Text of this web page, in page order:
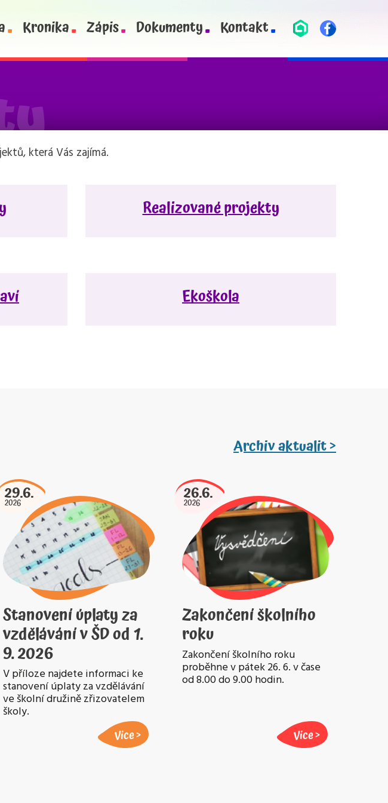
Kronika Zápis Dokumenty Kontakt
která Vás zajímá.
Realizované projekty
Ekoškola
Archiv aktualit >
29.6.
2026
Stanovení úplaty za
vzdělávání v ŠD od 1.
9. 2026
V příloze najdete informaci ke
stanovení úplaty za vzdělávání
ve školní družině zřizovatelem
školy.
Více
26.6.
2026
Zakončení školního
roku
Zakončení školního roku
proběhne v pátek 26. 6. v čase
od 8.00 do 9.00 hodin.
Více